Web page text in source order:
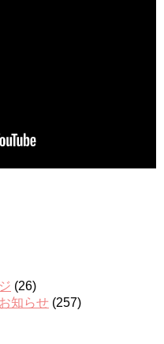
(26)
知らせ (257)